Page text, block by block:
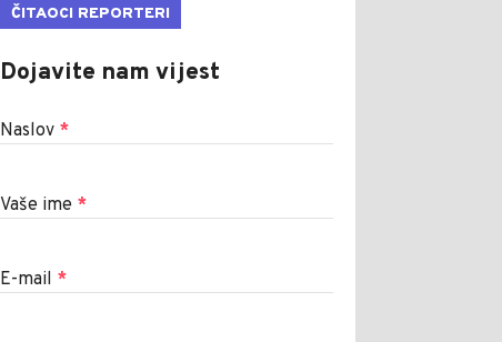
ČITAOCI REPORTERI
Dojavite nam vijest
Naslov *
Vaše ime *
E-mail *